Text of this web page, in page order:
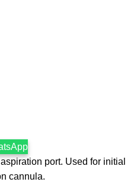
port. Used for initial
cannula.